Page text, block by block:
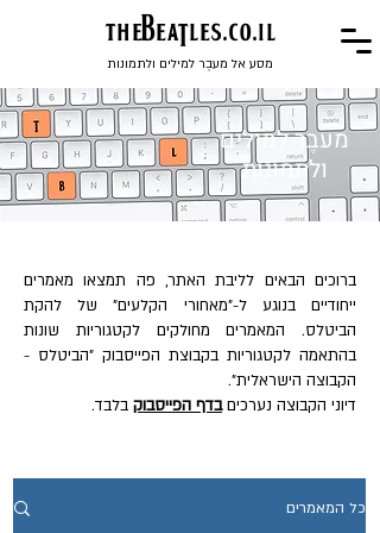
theBeaTles.co.il
מסע אל מעבֶר למילים ולתמונות
מעבֶר למילים
ולתמונות
ברוכים הבאים לליבת האתר, פה תמצאו מאמרים
ייחודיים בנוגע ל-"מאחורי הקלעים" של להקת
הביטלס. המאמרים מחולקים לקטגוריות שונות
בהתאמה לקטגוריות בקבוצת הפייסבוק "הביטלס -
הקבוצה הישראלית".
דיוני הקבוצה נערכיםבדף הפייסבוק בלבד.
כל המאמרים